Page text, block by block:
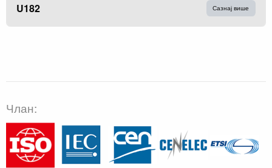
U182 Сазнај више
Члан: